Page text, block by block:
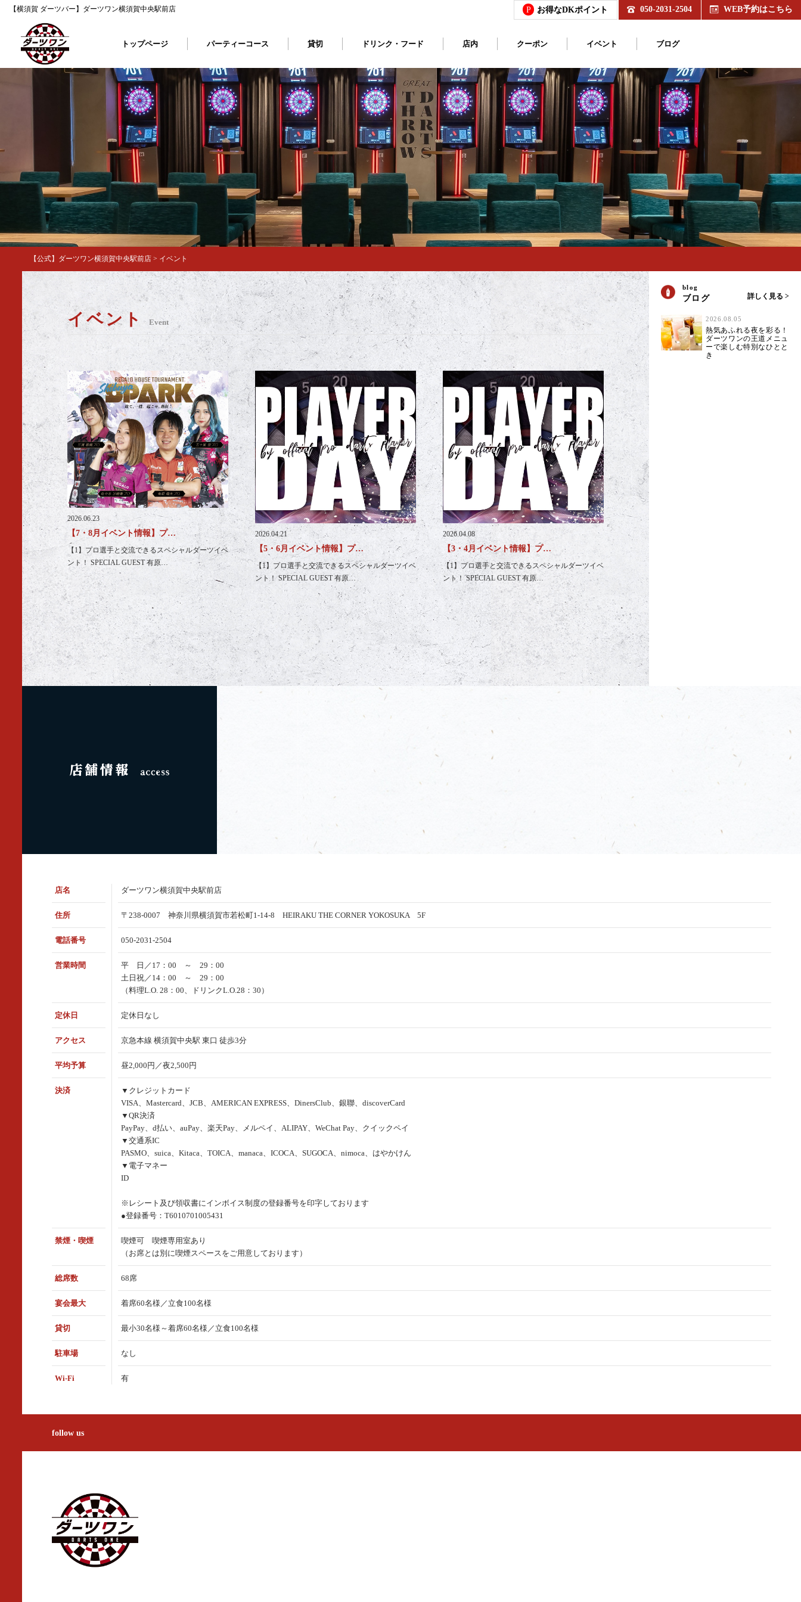
【横須賀 ダーツバー】ダーツワン横須賀中央駅前店 P お得なDKポイント 050-2031-2504 WEB予約はこちら
トップページ パーティーコース 貸切 ドリンク・フード 店内 クーポン イベント ブログ
【公式】ダーツワン横須賀中央駅前店 > イベント
イベント Event
2026.06.23
【7・8月イベント情報】プ…
【1】プロ選手と交流できるスペシャルダーツイベ
ント！ SPECIAL GUEST 有原…
2026.04.21
【5・6月イベント情報】プ…
【1】プロ選手と交流できるスペシャルダーツイベ
ント！ SPECIAL GUEST 有原…
2026.04.08
【3・4月イベント情報】プ…
【1】プロ選手と交流できるスペシャルダーツイベ
ント！ SPECIAL GUEST 有原…
blog
ブログ 詳しく見る >
2026.08.05
熱気あふれる夜を彩る！
ダーツワンの王道メニュ
ーで楽しむ特別なひとと
き
店名 ダーツワン横須賀中央駅前店
住所 〒238-0007 神奈川県横須賀市若松町1-14-8 HEIRAKU THE CORNER YOKOSUKA 5F
電話番号 050-2031-2504
営業時間
平 日／17：00 ～ 29：00
土日祝／14：00 ～ 29：00
（料理L.O. 28：00、ドリンクL.O.28：30）
定休日 定休日なし
アクセス 京急本線 横須賀中央駅 東口 徒歩3分
平均予算 昼2,000円／夜2,500円
決済
▼クレジットカード
VISA、Mastercard、JCB、AMERICAN EXPRESS、DinersClub、銀聯、discoverCard
▼QR決済
PayPay、d払い、auPay、楽天Pay、メルペイ、ALIPAY、WeChat Pay、クイックペイ
▼交通系IC
PASMO、suica、Kitaca、TOICA、manaca、ICOCA、SUGOCA、nimoca、はやかけん
▼電子マネー
ID
※レシート及び領収書にインボイス制度の登録番号を印字しております
●登録番号：T6010701005431
禁煙・喫煙
喫煙可 喫煙専用室あり
（お席とは別に喫煙スペースをご用意しております）
総席数 68席
宴会最大 着席60名様／立食100名様
貸切 最小30名様～着席60名様／立食100名様
駐車場 なし
Wi-Fi 有
follow us